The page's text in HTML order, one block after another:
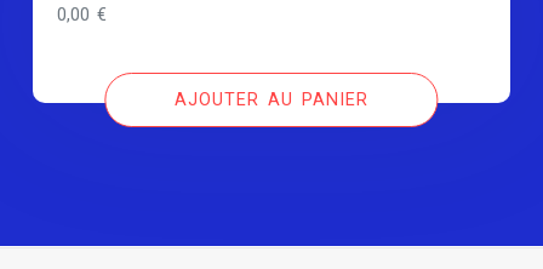
0,00€
AJOUTER AU PANIER